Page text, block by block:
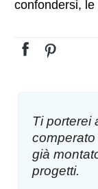
confondersi,
Ti porterei
già
progetti.